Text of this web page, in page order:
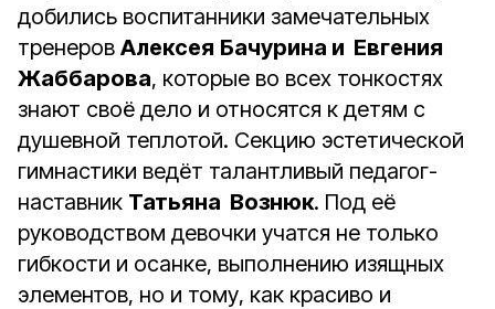
добились воспитанники замечательных
тренеров Алексея Бачурина и Евгения
Жаббарова, которые во всех тонкостях
знают своё дело и относятся к детям с
душевной теплотой. Секцию эстетической
гимнастики ведёт талантливый педагог-
наставник Татьяна Вознюк. Под её
руководством девочки учатся не только
гибкости и осанке, выполнению изящных
элементов, но и тому, как красиво и